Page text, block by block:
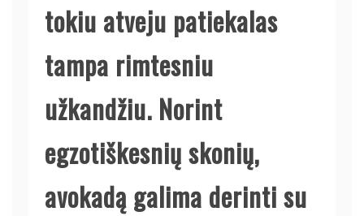
tokiu atveju patiekalas
tampa rimtesniu
užkandžiu. Norint
egzotiškesnių skonių,
avokadą galima derinti su